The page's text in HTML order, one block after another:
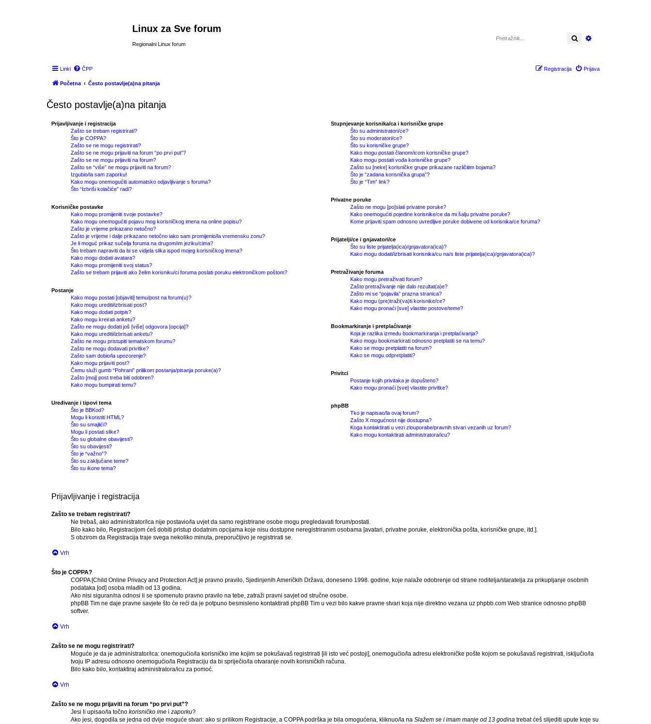
Linux za Sve forum
Regionalni Linux forum
Pretražnik
Linki ČPP Prijava
Registracija
Početna Često postavlje(a)na pitanja
Često postavlje(a)na pitanja
Prijavljivanje i registracija
Zašto se trebam registrirati?
Što je COPPA?
Zašto se ne mogu registrirati?
Zašto se ne mogu prijaviti na forum “po prvi put”?
Zašto se ne mogu prijaviti na forum?
Zašto se “više” ne mogu prijaviti na forum?
Izgubio/la sam zaporku!
Kako mogu onemogućiti automatsko odjavljivanje s foruma?
Što “Izbriši kolačiće” radi?
Korisničke postavke
Kako mogu promijeniti svoje postavke?
Kako mogu onemogućiti pojavu mog korisničkog imena na online popisu?
Zašto je vrijeme prikazano netočno?
Zašto je vrijeme i dalje prikazano netočno iako sam promijenio/la vremensku zonu?
Je li moguć prikaz sučelja foruma na drugom/im jeziku/cima?
Što trebam napraviti da bi se vidjela slika ispod mojeg korisničkog imena?
Kako mogu dodati avatara?
Kako mogu promijeniti svoj status?
Zašto se trebam prijaviti ako želim korisniku/ci foruma poslati poruku elektroničkom poštom?
Postanje
Kako mogu postati [objaviti] temu/post na forum(u)?
Kako mogu urediti/izbrisati post?
Kako mogu dodati potpis?
Kako mogu kreirati anketu?
Zašto ne mogu dodati još [više] odgovora [opcija]?
Kako mogu urediti/izbrisati anketu?
Zašto ne mogu pristupiti tematskom forumu?
Zašto ne mogu dodavati privitke?
Zašto sam dobio/la upozorenje?
Kako mogu prijaviti post?
Čemu služi gumb “Pohrani” prilikom postanja/pisanja poruke(a)?
Zašto [moj] post treba biti odobren?
Kako mogu bumpirati temu?
Uređivanje i tipovi tema
Što je BBKod?
Mogu li koristiti HTML?
Što su smajlići?
Mogu li postati slike?
Što su globalne obavijesti?
Što su obavijesti?
Što je “važno”?
Što su zaključane teme?
Što su ikone tema?
Stupnjevanje korisnika/ca i korisničke grupe
Što su administratori/ce?
Što su moderatori/ce?
Što su korisničke grupe?
Kako mogu postati članom/icom korisničke grupe?
Kako mogu postati vođa korisničke grupe?
Zašto su [neke] korisničke grupe prikazane različitim bojama?
Što je “zadana korisnička grupa”?
Što je “Tim” link?
Privatne poruke
Zašto ne mogu [po]slati privatne poruke?
Kako onemogućiti pojedine korisnike/ce da mi šalju privatne poruke?
Kome prijaviti spam odnosno uvredljive poruke dobivene od korisnika/ce foruma?
Prijatelji/ce i gnjavatori/ce
Što su liste prijatelja(ica)/gnjavatora(ica)?
Kako mogu dodati/izbrisati korisnika/cu na/s liste prijatelja(ica)/gnjavatora(ica)?
Pretraživanje foruma
Kako mogu pretraživati forum?
Zašto pretraživanje nije dalo rezultat(a)e?
Zašto mi se “pojavila” prazna stranica?
Kako mogu (pre)traži(va)ti korisnike/ce?
Kako mogu pronaći [sve] vlastite postove/teme?
Bookmarkiranje i pretplaćivanje
Koja je razlika između bookmarkiranja i pretplaćivanja?
Kako mogu bookmarkirati odnosno pretplatiti se na temu?
Kako se mogu pretplatiti na forum?
Kako se mogu odpretplatiti?
Privitci
Postanje kojih privitaka je dopušteno?
Kako mogu pronaći [sve] vlastite privitke?
phpBB
Tko je napisao/la ovaj forum?
Zašto X mogućnost nije dostupna?
Koga kontaktirati u vezi zlouporabe/pravnih stvari vezanih uz forum?
Kako mogu kontaktirati administratora/icu?
Prijavljivanje i registracija
Zašto se trebam registrirati?
Ne trebaš, ako administrator/ica nije postavio/la uvjet da samo registrirane osobe mogu pregledavati forum/postati.
Bilo kako bilo, Registracijom ćeš dobiti pristup dodatnim opcijama koje nisu dostupne neregistriranim osobama [avatari, privatne poruke, elektronička pošta, korisničke grupe, itd.].
S obzirom da Registracija traje svega nekoliko minuta, preporučljivo je registrirati se.
Vrh
Što je COPPA?
COPPA [Child Online Privacy and Protection Act] je pravno pravilo, Sjedinjenih Američkih Država, doneseno 1998. godine, koje nalaže odobrenje od strane roditelja/staratelja za prikupljanje osobnih
podataka [od] osoba mlađih od 13 godina.
Ako nisi siguran/na odnosi li se spomenuto pravno pravilo na tebe, zatraži pravni savjet od stručne osobe.
phpBB Tim ne daje pravne savjete što će reći da je potpuno besmisleno kontaktirati phpBB Tim u vezi bilo kakve pravne stvari koja nije direktno vezana uz phpbb.com Web stranice odnosno phpBB
softver.
Vrh
Zašto se ne mogu registrirati?
Moguće je da je administrator/ica: onemogućio/la korisničko ime kojim se pokušavaš registrirati [ili isto već postoji], onemogućio/la adresu elektroničke pošte kojom se pokušavaš registrirati, isključio/la
tvoju IP adresu odnosno onemogućio/la Registraciju da bi spriječio/la otvaranje novih korisničkih računa.
Bilo kako bilo, kontaktiraj administratora/icu za pomoć.
Vrh
Zašto se ne mogu prijaviti na forum “po prvi put”?
Jesi li upisao/la točno korisničko ime i zaporku?
Ako jesi, dogodila se jedna od dvije moguće stvari: ako si prilikom Registracije, a COPPA podrška je bila omogućena, kliknuo/la na Slažem se i imam manje od 13 godina trebat ćeš slijediti upute koje su